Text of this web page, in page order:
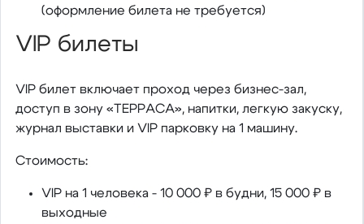
(оформление билета не требуется)
VIP билеты
VIP билет включает проход через бизнес-зал,
доступ в зону «ТЕРРАСА», напитки, легкую закуску,
журнал выставки и VIP парковку на 1 машину.
Стоимость:
VIP на 1 человека - 10 000 ₽ в будни, 15 000 ₽ в
выходные